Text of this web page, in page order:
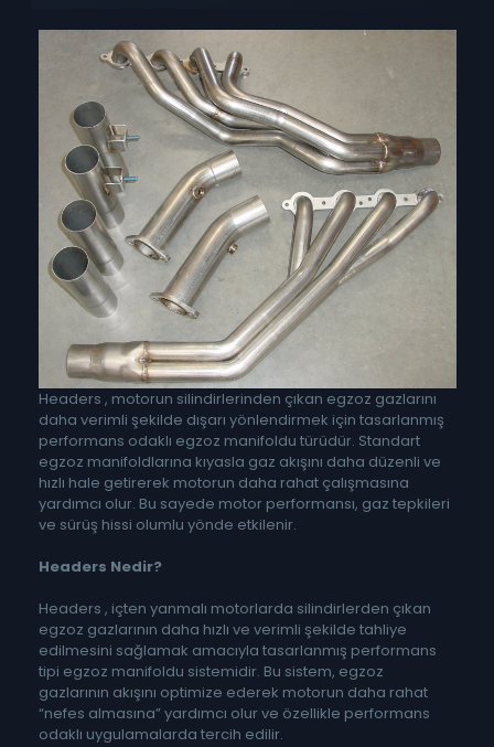
Headers , motorun silindirlerinden çıkan egzoz gazlarını
daha verimli şekilde dışarı yönlendirmek için tasarlanmış
performans odaklı egzoz manifoldu türüdür. Standart
egzoz manifoldlarına kıyasla gaz akışını daha düzenli ve
hızlı hale getirerek motorun daha rahat çalışmasına
yardımcı olur. Bu sayede motor performansı, gaz tepkileri
ve sürüş hissi olumlu yönde etkilenir.
Headers Nedir?
Headers , içten yanmalı motorlarda silindirlerden çıkan
egzoz gazlarının daha hızlı ve verimli şekilde tahliye
edilmesini sağlamak amacıyla tasarlanmış performans
tipi egzoz manifoldu sistemidir. Bu sistem, egzoz
gazlarının akışını optimize ederek motorun daha rahat
“nefes almasına” yardımcı olur ve özellikle performans
odaklı uygulamalarda tercih edilir.